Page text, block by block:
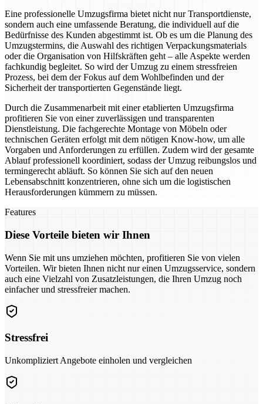
Eine professionelle Umzugsfirma bietet nicht nur Transportdienste,
sondern auch eine umfassende Beratung, die individuell auf die
Bedürfnisse des Kunden abgestimmt ist. Ob es um die Planung des
Umzugstermins, die Auswahl des richtigen Verpackungsmaterials
oder die Organisation von Hilfskräften geht – alle Aspekte werden
fachkundig begleitet. So wird der Umzug zu einem stressfreien
Prozess, bei dem der Fokus auf dem Wohlbefinden und der
Sicherheit der transportierten Gegenstände liegt.
Durch die Zusammenarbeit mit einer etablierten Umzugsfirma
profitieren Sie von einer zuverlässigen und transparenten
Dienstleistung. Die fachgerechte Montage von Möbeln oder
technischen Geräten erfolgt mit dem nötigen Know-how, um alle
Vorgaben und Anforderungen zu erfüllen. Zudem wird der gesamte
Ablauf professionell koordiniert, sodass der Umzug reibungslos und
termingerecht abläuft. So können Sie sich auf den neuen
Lebensabschnitt konzentrieren, ohne sich um die logistischen
Herausforderungen kümmern zu müssen.
Features
Diese Vorteile bieten wir Ihnen
Wenn Sie mit uns umziehen möchten, profitieren Sie von vielen
Vorteilen. Wir bieten Ihnen nicht nur einen Umzugsservice, sondern
auch eine Vielzahl von Zusatzleistungen, die Ihren Umzug noch
einfacher und stressfreier machen.
Stressfrei
Unkompliziert Angebote einholen und vergleichen